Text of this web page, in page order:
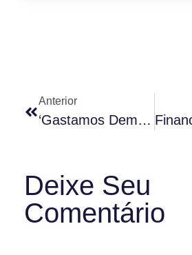
Anterior
‘Gastamos Demais, Mas Não Consigo Aprovar Em Assembleia Um Reajuste.Oque Posso Fazer?’
Deixe Seu
Comentário